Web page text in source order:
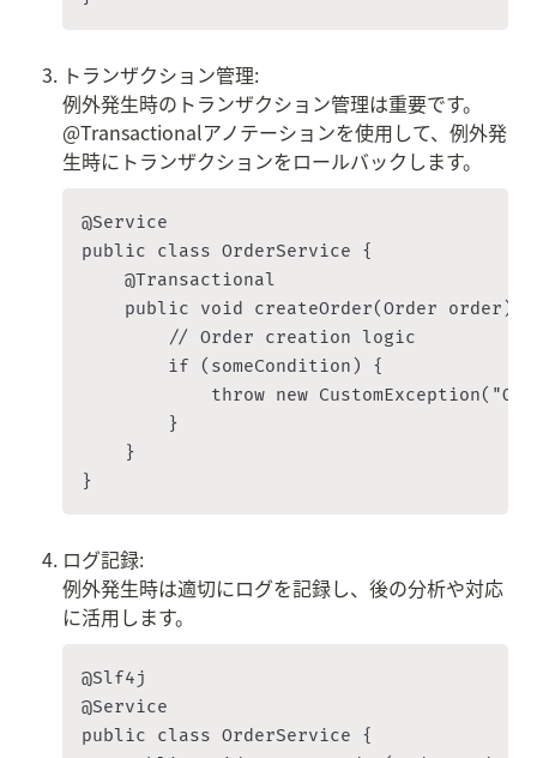
トランザクション管理:
例外発生時のトランザクション管理は重要です。
@Transactionalアノテーションを使用して、例外発
生時にトランザクションをロールバックします。
@Service
public class OrderService {
    @Transactional
public void createOrder(Order order)
        // Order creation logic
        if (someCondition) {
throw new
        }
    }
ログ記録:
例外発生時は適切にログを記録し、後の分析や対応
に活用します。
@Slf4j
@Service
public class OrderService {